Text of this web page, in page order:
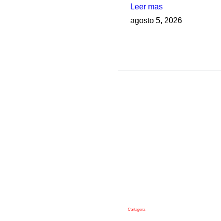
Leer mas
agosto 5, 2026
Cartagena